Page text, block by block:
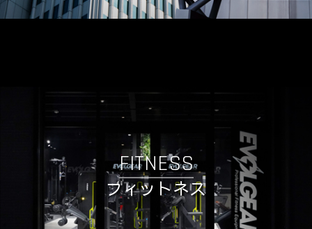
FITNESS
フィットネス